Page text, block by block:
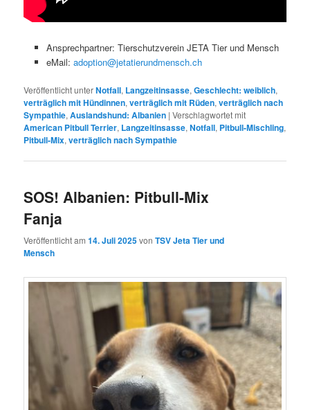
Ansprechpartner: Tierschutzverein JETA Tier und Mensch
eMail: adoption@jetatierundmensch.ch
Veröffentlicht unterNotfall, Langzeitinsasse,Geschlecht: weiblich,
verträglich mit Hündinnen,verträglich mit Rüden,verträglich nach
Sympathie,Auslandshund: Albanien |Verschlagwortet mit
American Pitbull Terrier, Langzeitinsasse,Notfall, Pitbull-Mischling,
Pitbull-Mix,verträglich nach Sympathie
SOS! Albanien: Pitbull-Mix
Fanja
Veröffentlicht am14. Juli 2025vonTSV Jeta Tier und
Mensch